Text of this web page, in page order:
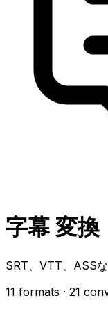
字幕 変換
SRT、VTT、ASS
11 formats · 21